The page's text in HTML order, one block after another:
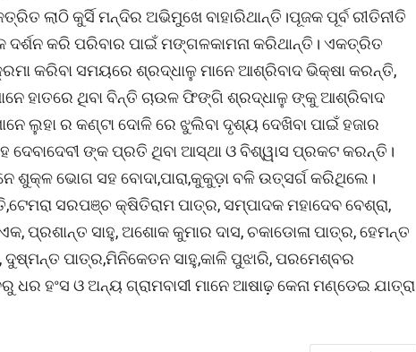
ଲାଠି କୁର୍ସି ମନ୍ଦିର ଅଭିମୁଖେ ବାହାରିଥାନ୍ତି।ପୂଜକ ପୂର୍ବ ରୀତିନୀତି
ଦର୍ଶନ କରି ପରିବାର ପାଇଁ ମଙ୍ଗଳକାମନା କରିଥାନ୍ତି। ଏକତ୍ରିତ
କରିବା ସମୟରେ ଶ୍ରଦ୍ଧାଳୁ ମାନେ ଆଶ୍ରିବାଦ ଭିକ୍ଷା କରନ୍ତି,
ହାତରେ ଥିବା ବିନ୍ତି ଚାଉଳ ଫିଙ୍ଗି ଶ୍ରଦ୍ଧାଳୁ ଙ୍କୁ ଆଶ୍ରିବାଦ
ଲୁହା ର କଣ୍ଟା ଦୋଳି ରେ ଝୁଲିବା ଦୃଶ୍ୟ ଦେଖିବା ପାଇଁ ହଜାର
ଙ୍କ ପ୍ରତି ଥିବା ଆସ୍ଥା ଓ ବିଶ୍ୱାସ ପ୍ରକଟ କରନ୍ତି।
ଶୁକ୍ଳ ଭୋଗ ସହ ବୋଦା,ପାରା,କୁକୁଡ଼ା ବଳି ଉତ୍ସର୍ଗ କରିଥିଲେ।
ସରପଞ୍ଚ କ୍ଷିତିରାମ ପାତ୍ର, ସମ୍ପାଦକ ମହାଦେବ ବେଶ୍ରା,
ପ୍ରଶାନ୍ତ ସାହୁ, ଅଶୋକ କୁମାର ଦାସ, ଚକାଡୋଳା ପାତ୍ର, ହେମନ୍ତ
ଦୁଷ୍ମନ୍ତ ପାତ୍ର,ମିନିକେତନ ସାହୁ,କାଳି ପୁଝାରି, ପରମେଶ୍ବର
ହଂସ ଓ ଅନ୍ୟ ଗ୍ରାମବାସୀ ମାନେ ଆଷାଢ଼ କେନା ମଣ୍ଡେଇ ଯାତ୍ରା